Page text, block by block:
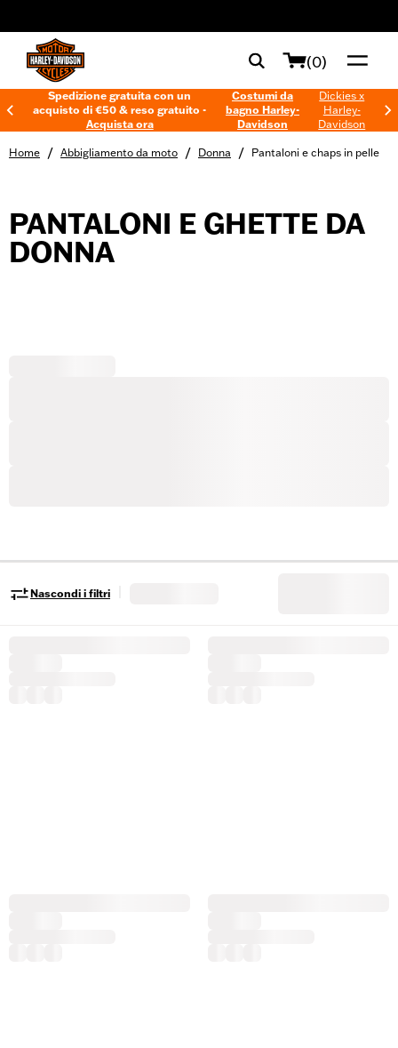
(0)
Spedizione gratuita con un
acquisto di €50 & reso gratuito -
Acquista ora
Costumi da
bagno Harley-
Davidson
Dickies x
Harley-
Davidson
Home / Abbigliamento da moto / Donna / Pantaloni e chaps in pelle
PANTALONI E GHETTE DA
DONNA
Nascondi i filtri